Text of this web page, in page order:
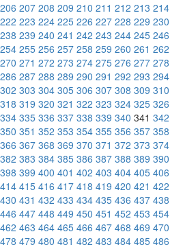
206 207 208 209 210 211 212 213 214
222 223 224 225 226 227 228 229 230
238 239 240 241 242 243 244 245 246
254 255 256 257 258 259 260 261 262
270 271 272 273 274 275 276 277 278
286 287 288 289 290 291 292 293 294
302 303 304 305 306 307 308 309 310
318 319 320 321 322 323 324 325 326
334 335 336 337 338 339 340 341 342
350 351 352 353 354 355 356 357 358
366 367 368 369 370 371 372 373 374
382 383 384 385 386 387 388 389 390
398 399 400 401 402 403 404 405 406
414 415 416 417 418 419 420 421 422
430 431 432 433 434 435 436 437 438
446 447 448 449 450 451 452 453 454
462 463 464 465 466 467 468 469 470
478 479 480 481 482 483 484 485 486